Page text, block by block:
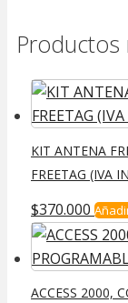
Productos
KIT ANTENA
FREETAG (IVA
$370.000
ACCESS 2000,